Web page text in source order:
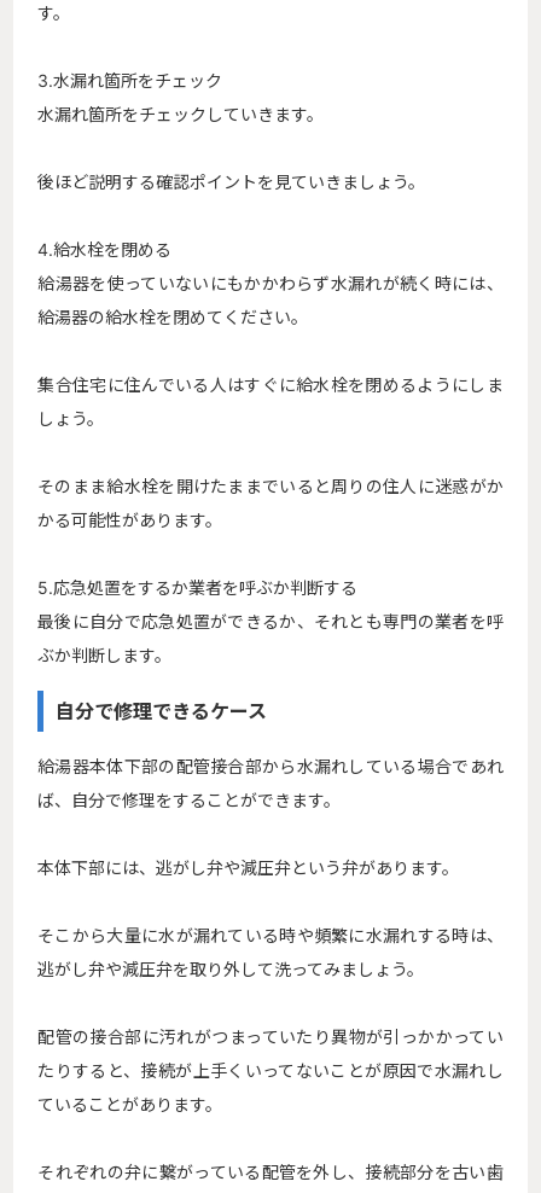
す。
3.水漏れ箇所をチェック
水漏れ箇所をチェックしていきます。
後ほど説明する確認ポイントを見ていきましょう。
4.給水栓を閉める
給湯器を使っていないにもかかわらず水漏れが続く時には、
給湯器の給水栓を閉めてください。
集合住宅に住んでいる人はすぐに給水栓を閉めるようにしま
しょう。
そのまま給水栓を開けたままでいると周りの住人に迷惑がか
かる可能性があります。
5.応急処置をするか業者を呼ぶか判断する
最後に自分で応急処置ができるか、それとも専門の業者を呼
ぶか判断します。
自分で修理できるケース
給湯器本体下部の配管接合部から水漏れしている場合であれ
ば、自分で修理をすることができます。
本体下部には、逃がし弁や減圧弁という弁があります。
そこから大量に水が漏れている時や頻繁に水漏れする時は、
逃がし弁や減圧弁を取り外して洗ってみましょう。
配管の接合部に汚れがつまっていたり異物が引っかかってい
たりすると、接続が上手くいってないことが原因で水漏れし
ていることがあります。
それぞれの弁に繋がっている配管を外し、接続部分を古い歯